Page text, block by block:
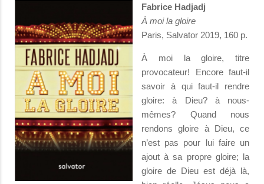
Fabrice Hadjadj
À moi la gloire
Paris, Salvator 2019, 160 p.
À moi la gloire, titre
provocateur! Encore faut-il
savoir à qui faut-il rendre
gloire: à Dieu? à nous-
mêmes? Quand nous
rendons gloire à Dieu, ce
n’est pas pour lui faire un
ajout à sa propre gloire; la
gloire de Dieu est déjà là,